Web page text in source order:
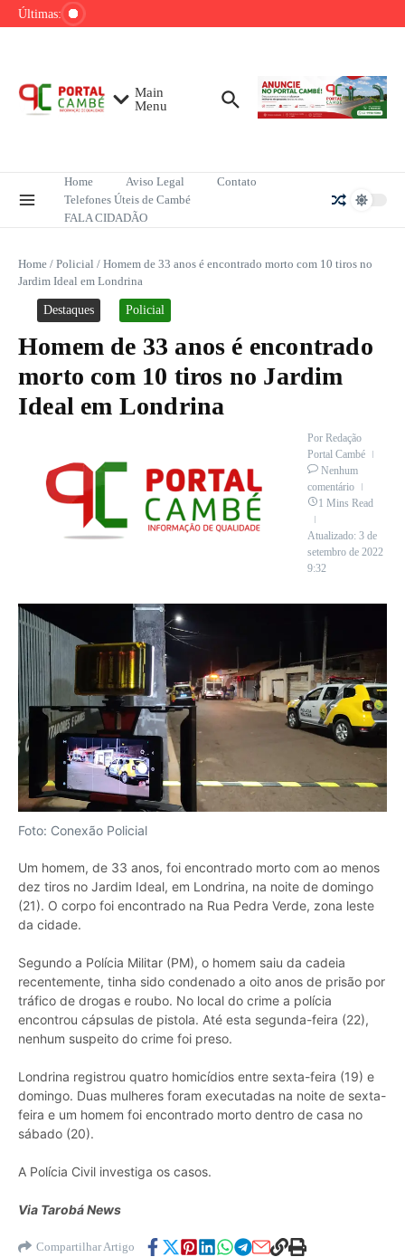
Ir para o conteúdo
Últimas:
Mega-Sena sorteia R$ 165 milhões neste
sobre redução do desmatamento na Amazônia
Main
Menu
Home Aviso Legal
Contato
Telefones Úteis de Cambé
FALA CIDADÃO
Home / Policial / Homem de 33 anos é encontrado morto com 10 tiros no
Jardim Ideal em Londrina
Destaques Policial
Homem de 33 anos é encontrado
morto com 10 tiros no Jardim
Ideal em Londrina
Por Redação
Portal Cambé
Nenhum
comentário
1 Mins Read
Atualizado: 3 de
setembro de 2022
9:32
Foto: Conexão Policial
Um homem, de 33 anos, foi encontrado morto com ao menos
dez tiros no Jardim Ideal, em Londrina, na noite de domingo
(21). O corpo foi encontrado na Rua Pedra Verde, zona leste
da cidade.
Segundo a Polícia Militar (PM), o homem saiu da cadeia
recentemente, tinha sido condenado a oito anos de prisão por
tráfico de drogas e roubo. No local do crime a polícia
encontrou cápsulas de pistola. Até esta segunda-feira (22),
nenhum suspeito do crime foi preso.
Londrina registrou quatro homicídios entre sexta-feira (19) e
domingo. Duas mulheres foram executadas na noite de sexta-
feira e um homem foi encontrado morto dentro de casa no
sábado (20).
A Polícia Civil investiga os casos.
Via Tarobá News
Compartilhar Artigo